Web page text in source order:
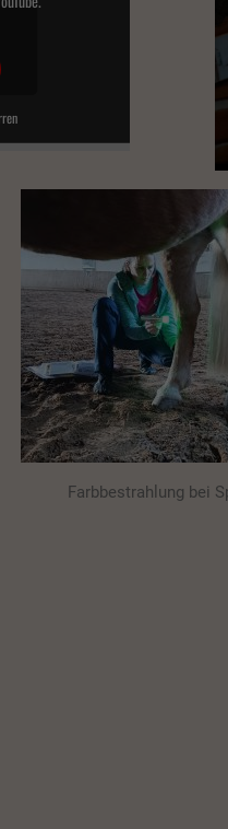
Farbbestrahlung bei
Cookies akzeptieren
ermöglichen grundlegende Funktionen und
Cookie-
(7)
und Social-Media-Plattformen
akzeptiert werden, bedarf der Zugriff auf
Cookie-
Cookie